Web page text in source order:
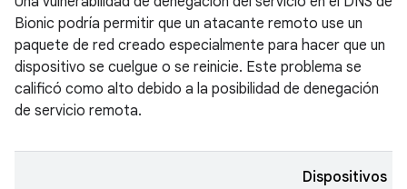
Bionic podría permitir que un atacante remoto use un
paquete de red creado especialmente para hacer que un
dispositivo se cuelgue o se reinicie. Este problema se
calificó como alto debido a la posibilidad de denegación
de servicio remota.
Dispositivos